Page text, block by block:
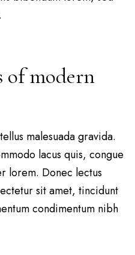
modern
malesuada gravida.
lacus quis, congue
lorem. Donec lectus
sit amet, tincidunt
condimentum nibh